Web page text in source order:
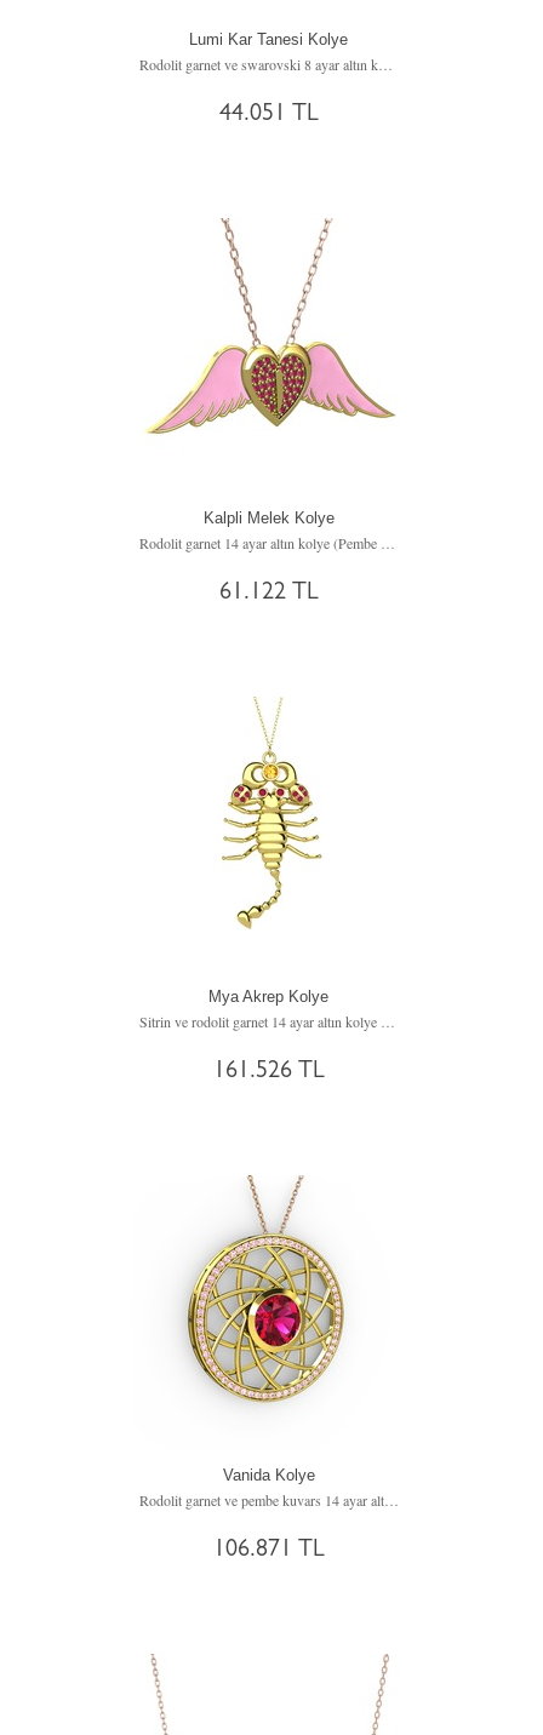
Lumi Kar Tanesi Kolye
Rodolit garnet ve swarovski 8 ayar altın kolye (40 cm altın rolo zincir)
44.051 TL
Kalpli Melek Kolye
61.122 TL
Mya Akrep Kolye
161.526 TL
Vanida Kolye
Rodolit garnet ve pembe kuvars 14 ayar altın kolye (40 cm rose altın rolo zincir)
106.871 TL